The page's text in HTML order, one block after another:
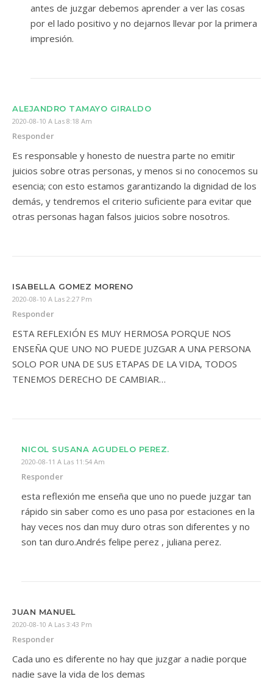
antes de juzgar debemos aprender a ver las cosas
por el lado positivo y no dejarnos llevar por la primera
impresión.
ALEJANDRO TAMAYO GIRALDO
2020-08-10 A Las 8:18 Am
Responder
Es responsable y honesto de nuestra parte no emitir
juicios sobre otras personas, y menos si no conocemos su
esencia; con esto estamos garantizando la dignidad de los
demás, y tendremos el criterio suficiente para evitar que
otras personas hagan falsos juicios sobre nosotros.
ISABELLA GOMEZ MORENO
2020-08-10 A Las 2:27 Pm
Responder
ESTA REFLEXIÓN ES MUY HERMOSA PORQUE NOS
ENSEÑA QUE UNO NO PUEDE JUZGAR A UNA PERSONA
SOLO POR UNA DE SUS ETAPAS DE LA VIDA, TODOS
TENEMOS DERECHO DE CAMBIAR…
NICOL SUSANA AGUDELO PEREZ.
2020-08-11 A Las 11:54 Am
Responder
esta reflexión me enseña que uno no puede juzgar tan
rápido sin saber como es uno pasa por estaciones en la
hay veces nos dan muy duro otras son diferentes y no
son tan duro.Andrés felipe perez , juliana perez.
JUAN MANUEL
2020-08-10 A Las 3:43 Pm
Responder
Cada uno es diferente no hay que juzgar a nadie porque
nadie save la vida de los demas